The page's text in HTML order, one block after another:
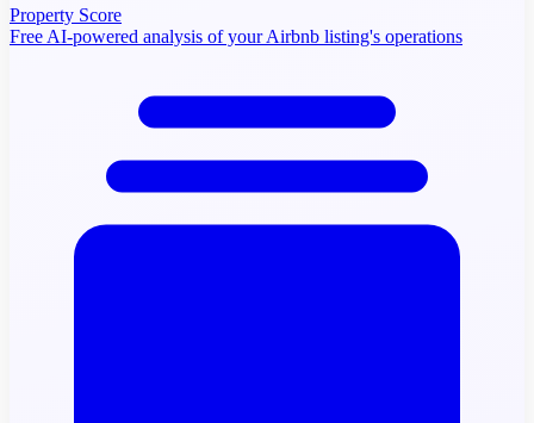
Property Score
Free AI-powered analysis of your Airbnb listing's operations